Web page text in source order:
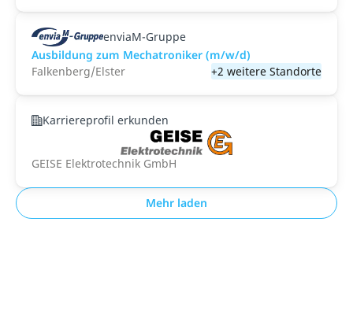
enviaM-Gruppe
Ausbildung zum Mechatroniker (m/w/d)
Falkenberg/Elster
+2 weitere Standorte
Karriereprofil erkunden
GEISE Elektrotechnik GmbH
Mehr laden